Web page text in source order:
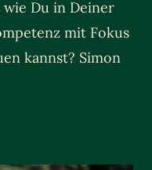
Du in Deiner
mit Fokus
kannst? Simon